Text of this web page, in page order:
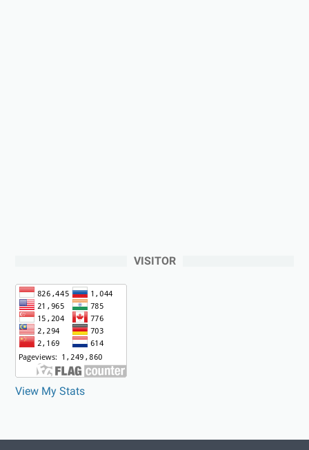
VISITOR
View My Stats